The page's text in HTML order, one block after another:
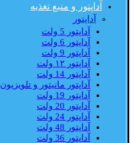
آداپتور و منبع تغذیه
آداپتور
آداپتور 5 ولت
آداپتور 6 ولت
آداپتور 9 ولت
آداپتور ۱۲ ولت
آداپتور 14 ولت
آداپتور مانیتور و تلویزیون
آداپتور 19 ولت
آداپتور 20 ولت
آداپتور 24 ولت
آداپتور 48 ولت
آداپتور 36 ولت